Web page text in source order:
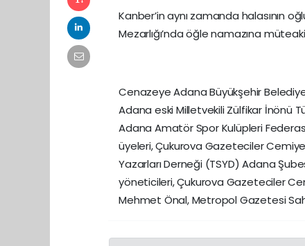
Kanber’in aynı zamanda halasının
Mezarlığı’nda öğle namazına
Cenazeye Adana Büyükşehir
Adana eski Milletvekili Zülfikar İnönü
Adana Amatör Spor Kulüpleri
üyeleri, Çukurova Gazeteciler
Yazarları Derneği (TSYD) Adana
yöneticileri, Çukurova Gazeteciler
Mehmet Önal, Metropol Gazetesi